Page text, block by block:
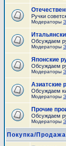
Ручки
Модераторы
Обсуждаем
Модераторы
Японские
Обсуждаем
Модераторы
Азиатские
Обсуждаем
Модераторы
Прочие
Обсуждаем
Модераторы
Покупка/Продажа